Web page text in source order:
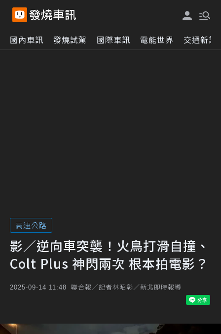
國內車訊 發燒試駕 國際車訊 電能世界 交通新訊
高速公路
影／逆向車突襲！火鳥打滑自撞、
Colt Plus 神閃兩次 根本拍電影？
2025-09-14 11:48 聯合報／記者林昭彰／新北即時報導